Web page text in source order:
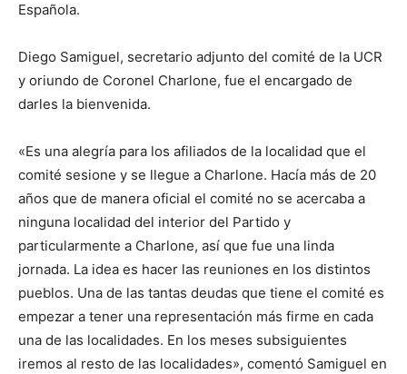
Española.
Diego Samiguel, secretario adjunto del comité de la UCR
y oriundo de Coronel Charlone, fue el encargado de
darles la bienvenida.
«Es una alegría para los afiliados de la localidad que el
comité sesione y se llegue a Charlone. Hacía más de 20
años que de manera oficial el comité no se acercaba a
ninguna localidad del interior del Partido y
particularmente a Charlone, así que fue una linda
jornada. La idea es hacer las reuniones en los distintos
pueblos. Una de las tantas deudas que tiene el comité es
empezar a tener una representación más firme en cada
una de las localidades. En los meses subsiguientes
iremos al resto de las localidades», comentó Samiguel en